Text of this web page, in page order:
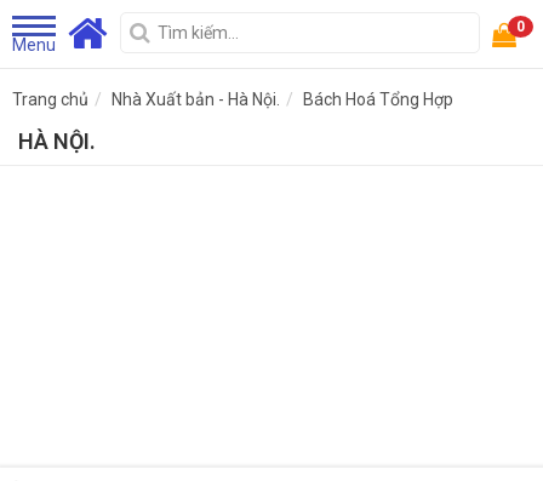
Menu
0
Trang chủ Nhà Xuất bản - Hà Nội. Bách Hoá Tổng Hợp
HÀ NỘI.